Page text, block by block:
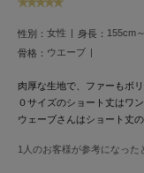
ハンター
ホカ オネオネ
KEEN
性別： 女性 身長： 155cm
骨格： ウエーブ
肉厚な生地で、ファーもボ
０サイズのショート丈はワ
ウェーブさんはショート丈
1人のお客様が参考になった